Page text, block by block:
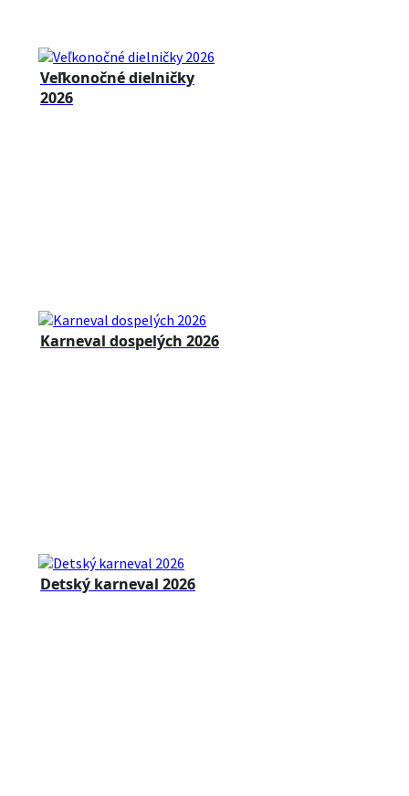
Veľkonočné dielničky
2026
Karneval dospelých 2026
Detský karneval 2026